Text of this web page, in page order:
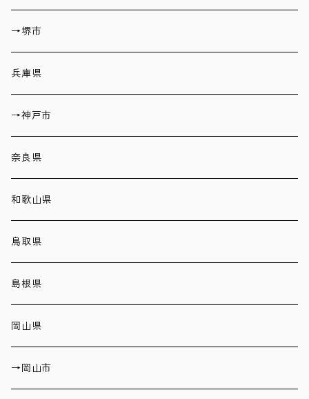
→堺市
兵庫県
→神戸市
奈良県
和歌山県
鳥取県
島根県
岡山県
→岡山市